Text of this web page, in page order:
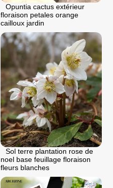
Opuntia cactus extérieur
floraison petales orange
cailloux jardin
Sol terre plantation rose de
noel base feuillage floraison
fleurs blanches